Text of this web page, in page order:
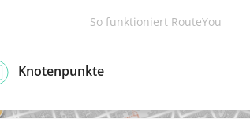
So funktioniert RouteYou
Knotenpunkte